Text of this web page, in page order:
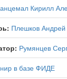
Кирилл
Плешков Андрей
Румянцев
в базе ФИДЕ